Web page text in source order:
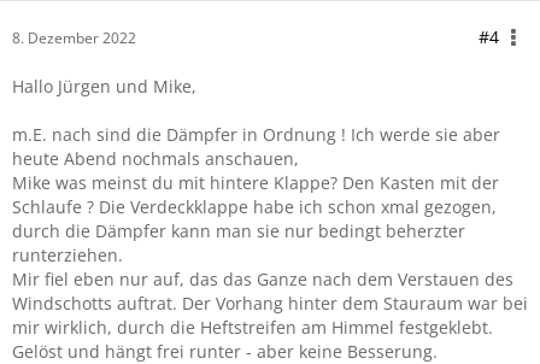
8. Dezember 2022 #4
Hallo Jürgen und Mike,
m.E. nach sind die Dämpfer in Ordnung ! Ich werde sie aber
heute Abend nochmals anschauen,
Mike was meinst du mit hintere Klappe? Den Kasten mit der
Schlaufe ? Die Verdeckklappe habe ich schon xmal gezogen,
durch die Dämpfer kann man sie nur bedingt beherzter
runterziehen.
Mir fiel eben nur auf, das das Ganze nach dem Verstauen des
Windschotts auftrat. Der Vorhang hinter dem Stauraum war bei
mir wirklich, durch die Heftstreifen am Himmel festgeklebt.
Gelöst und hängt frei runter - aber keine Besserung.